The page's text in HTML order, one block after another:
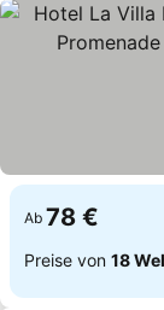
Ab 78 €
Preise von 18